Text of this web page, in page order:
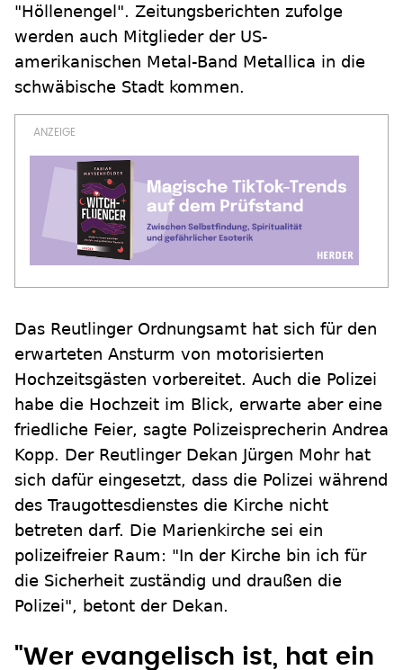
"Höllenengel". Zeitungsberichten zufolge
werden auch Mitglieder der US-
amerikanischen Metal-Band Metallica in die
schwäbische Stadt kommen.
Das Reutlinger Ordnungsamt hat sich für den
erwarteten Ansturm von motorisierten
Hochzeitsgästen vorbereitet. Auch die Polizei
habe die Hochzeit im Blick, erwarte aber eine
friedliche Feier, sagte Polizeisprecherin Andrea
Kopp. Der Reutlinger Dekan Jürgen Mohr hat
sich dafür eingesetzt, dass die Polizei während
des Traugottesdienstes die Kirche nicht
betreten darf. Die Marienkirche sei ein
polizeifreier Raum: "In der Kirche bin ich für
die Sicherheit zuständig und draußen die
Polizei", betont der Dekan.
"Wer evangelisch ist, hat ein